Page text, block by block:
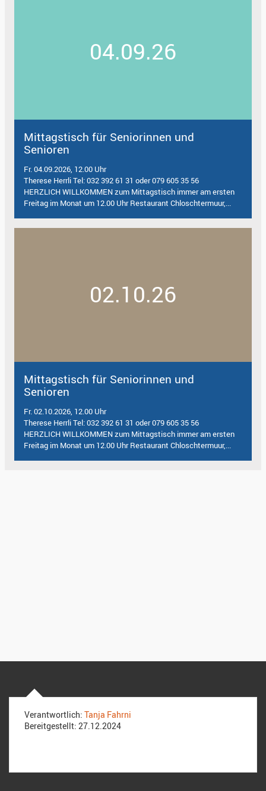
04.09.26
Mittagstisch für Seniorinnen und
Senioren
Fr. 04.09.2026, 12.00 Uhr
Therese Herrli Tel: 032 392 61 31 oder 079 605 35 56
HERZLICH WILLKOMMEN zum Mittagstisch immer am ersten
Freitag im Monat um 12.00 Uhr Restaurant Chloschtermuur,...
02.10.26
Mittagstisch für Seniorinnen und
Senioren
Fr. 02.10.2026, 12.00 Uhr
Therese Herrli Tel: 032 392 61 31 oder 079 605 35 56
HERZLICH WILLKOMMEN zum Mittagstisch immer am ersten
Freitag im Monat um 12.00 Uhr Restaurant Chloschtermuur,...
Verantwortlich: Tanja Fahrni
Bereitgestellt: 27.12.2024